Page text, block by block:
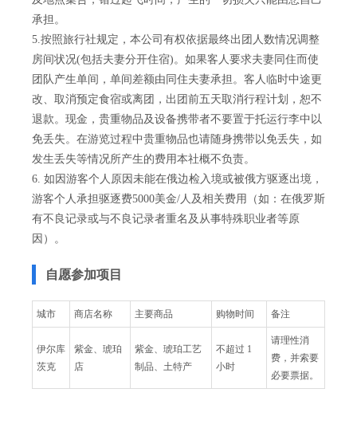
承担。
5.按照旅行社规定，本公司有权依据最终出团人数情况调整
房间状况(包括夫妻分开住宿)。如果客人要求夫妻同住而使
团队产生单间，单间差额由同住夫妻承担。客人临时中途更
改、取消预定食宿或离团，出团前五天取消行程计划，恕不
退款。现金，贵重物品及设备携带者不要置于托运行李中以
免丢失。在游览过程中贵重物品也请随身携带以免丢失，如
发生丢失等情况所产生的费用本社概不负责。
6. 如因游客个人原因未能在俄边检入境或被俄方驱逐出境，
游客个人承担驱逐费5000美金/人及相关费用（如：在俄罗斯
有不良记录或与不良记录者重名及从事特殊职业者等原
因）。
自愿参加项目
城市 商店名称 主要商品 购物时间 备注
伊尔库
茨克
紫金、琥珀
店
紫金、琥珀工艺
制品、土特产
不超过 1
小时
请理性消
费，并索要
必要票据。